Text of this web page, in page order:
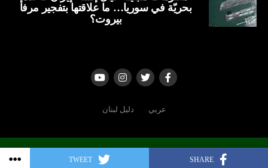
SHARE
TWEET
بحريّة في سوريا… ما علاقتها بتفجير مرفأ
بيروت؟
عربي دليل لبنان
Copyright © 2006 - 2022 | All rights reserved